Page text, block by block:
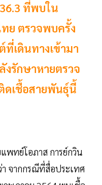
ที่พบใน
ย ตรวจพบครั้ง
เดินทางเข้ามา
งรักษาหายตรวจ
ดเชื้อสายพันธุ์นี้
พทย์โอภาส การย์กวิน
า จากกรณีที่สื่อประเทศ